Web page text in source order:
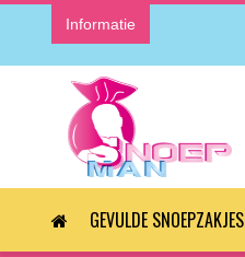
Informatie
GEVULDE SNOEPZAKJES